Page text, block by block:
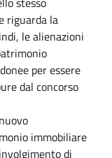
riguarda la
le alienazioni
per essere
dal concorso
immobiliare
di